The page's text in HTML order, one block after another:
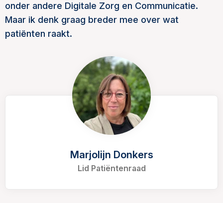
onder andere Digitale Zorg en Communicatie.
Maar ik denk graag breder mee over wat
patiënten raakt.
Marjolijn Donkers
Lid Patiëntenraad